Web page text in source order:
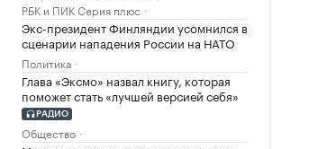
РБК и ПИК Серия плюс
Экс-президент Финляндии усомнился в
сценарии нападения России на НАТО
Политика
Глава «Эксмо» назвал книгу, которая
поможет стать «лучшей версией себя»
РАДИО
Общество